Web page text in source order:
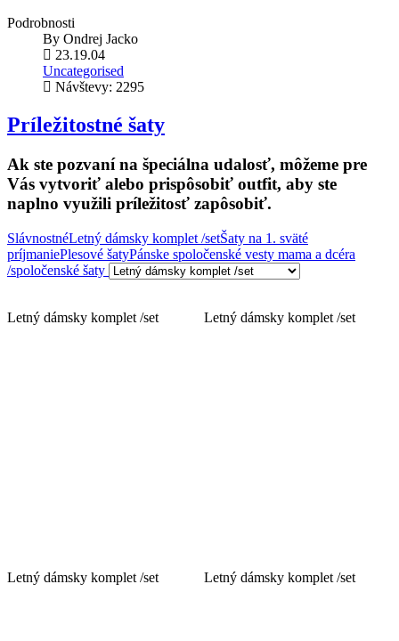
Podrobnosti
By Ondrej Jacko
23.19.04
Uncategorised
Návštevy: 2295
Príležitostné šaty
Ak ste pozvaní na špeciálna udalosť, môžeme pre
Vás vytvoriť alebo prispôsobiť outfit, aby ste
naplno využili príležitosť zapôsobiť.
SlávnostnéLetný dámsky komplet /setŠaty na 1. sväté
príjmaniePlesové šatyPánske spoločenské vesty mama a dcéra
/spoločenské šaty
Letný dámsky komplet /set Letný dámsky komplet /set
Letný dámsky komplet /set Letný dámsky komplet /set